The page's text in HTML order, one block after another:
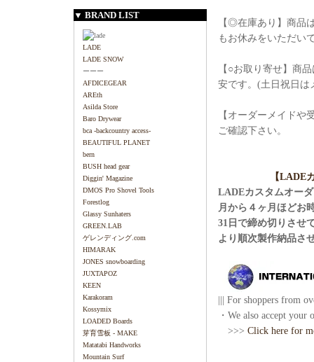
▼ BRAND LIST
LADE
LADE SNOW
ーーー
AFDICEGEAR
AREth
Asilda Store
Baro Drywear
bca -backcountry access-
BEAUTIFUL PLANET
bern
BUSH head gear
Diggin' Magazine
DMOS Pro Shovel Tools
Forestlog
Glassy Sunhaters
GREEN.LAB
ゲレンディング.com
HIMARAK
JONES snowboarding
JUXTAPOZ
KEEN
Karakoram
Kossymix
LOADED Boards
芽育雪板 - MAKE
Matatabi Handworks
Mountain Surf
【◎在庫あり】商品
もお休みをいただい
【○お取り寄せ】商
安です。(土日祝日は
【オーダーメイド
ご確認下さい。
【LADE
LADEカスタムオー
月から４ヶ月ほどお
31日で締め切りさせ
より順次製作納品さ
||| For shoppers from
・We also accept your
>>> Click here for